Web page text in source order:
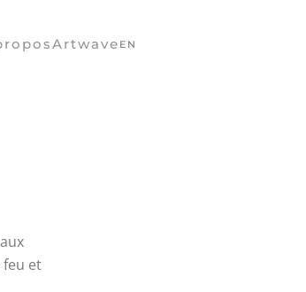
Artwave EN
feu et